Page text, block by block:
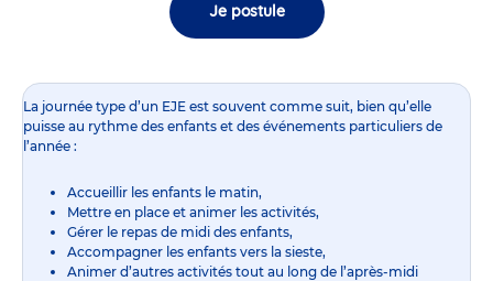
Je postule
La journée type d’un EJE est souvent comme suit, bien qu’elle
puisse au rythme des enfants et des événements particuliers de
l’année :
Accueillir les enfants le matin,
Mettre en place et animer les activités,
Gérer le repas de midi des enfants,
Accompagner les enfants vers la sieste,
Animer d’autres activités tout au long de l’après-midi